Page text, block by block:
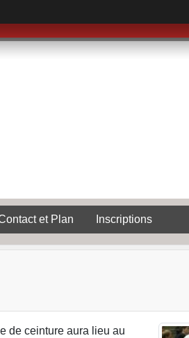
et Plan Inscriptions
de ceinture aura lieu au